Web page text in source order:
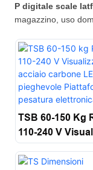
P digitale scale
magazzino, uso
TSB 60-150 Kg
110-240 V
Pieghevole